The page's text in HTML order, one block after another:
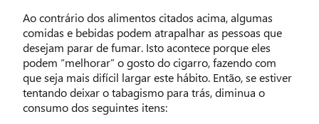
Ao contrário dos alimentos citados acima, algumas
comidas e bebidas podem atrapalhar as pessoas que
desejam parar de fumar. Isto acontece porque eles
podem “melhorar” o gosto do cigarro, fazendo com
que seja mais difícil largar este hábito. Então, se estiver
tentando deixar o tabagismo para trás, diminua o
consumo dos seguintes itens: